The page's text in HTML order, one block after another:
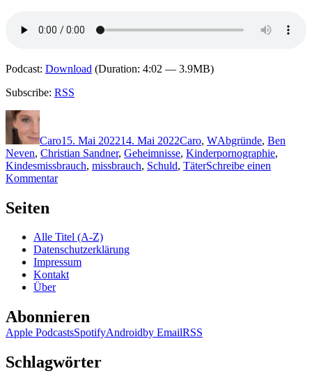
Podcast: Download (Duration: 4:02 — 3.9MB)
Subscribe: RSS
Autor
Caro15. Mai 202214. Mai 2022Caro, WAbgründe, Ben
Neven, Christian Sandner, Geheimnisse, Kinderpornographie,
Kindesmissbrauch, missbrauch, Schuld, TäterSchreibe einen
Kommentarzu
–
Am
roten
Strand
Seiten
Alle Titel (A-Z)
Datenschutzerklärung
Impressum
Kontakt
Über
Abonnieren
Apple PodcastsSpotifyAndroidby EmailRSS
Schlagwörter